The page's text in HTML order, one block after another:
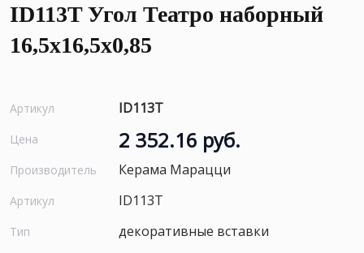
ID113T Угол Театро наборный
16,5x16,5x0,85
Артикул ID113T
Цена 2 352.16 руб.
Производитель Керама Марацци
Артикул ID113T
Тип декоративные вставки